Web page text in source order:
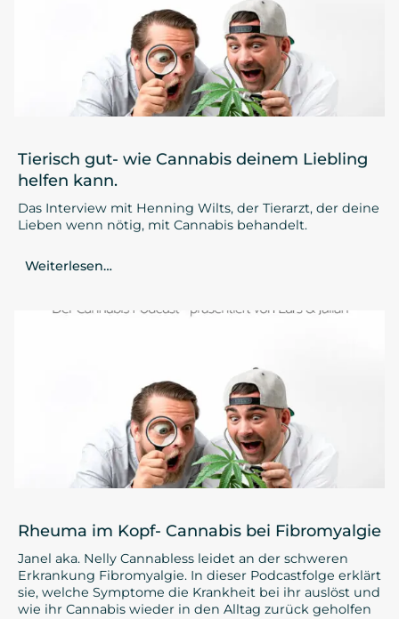
Tierisch gut- wie Cannabis deinem Liebling
helfen kann.
Das Interview mit Henning Wilts, der Tierarzt, der deine
Lieben wenn nötig, mit Cannabis behandelt.
Weiterlesen…
Rheuma im Kopf- Cannabis bei Fibromyalgie
Janel aka. Nelly Cannabless leidet an der schweren
Erkrankung Fibromyalgie. In dieser Podcastfolge erklärt
sie, welche Symptome die Krankheit bei ihr auslöst und
wie ihr Cannabis wieder in den Alltag zurück geholfen